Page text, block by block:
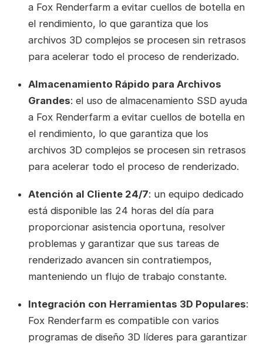
a Fox Renderfarm a evitar cuellos de botella en
el rendimiento, lo que garantiza que los
archivos 3D complejos se procesen sin retrasos
para acelerar todo el proceso de renderizado.
Almacenamiento Rápido para Archivos
Grandes: el uso de almacenamiento SSD ayuda
a Fox Renderfarm a evitar cuellos de botella en
el rendimiento, lo que garantiza que los
archivos 3D complejos se procesen sin retrasos
para acelerar todo el proceso de renderizado.
Atención al Cliente 24/7: un equipo dedicado
está disponible las 24 horas del día para
proporcionar asistencia oportuna, resolver
problemas y garantizar que sus tareas de
renderizado avancen sin contratiempos,
manteniendo un flujo de trabajo constante.
Integración con Herramientas 3D Populares:
Fox Renderfarm es compatible con varios
programas de diseño 3D líderes para garantizar